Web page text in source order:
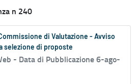
n 240
di Valutazione - Avviso
selezione di proposte
- Data di Pubblicazione 6-ago-